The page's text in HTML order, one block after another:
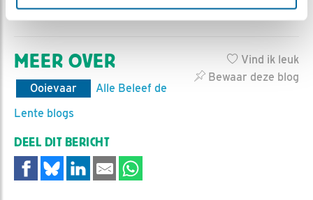
van STORK
Vind ik leuk
Bewaar deze blog
MEER OVER
Ooievaar
Alle Beleef de
Lente blogs
DEEL DIT BERICHT